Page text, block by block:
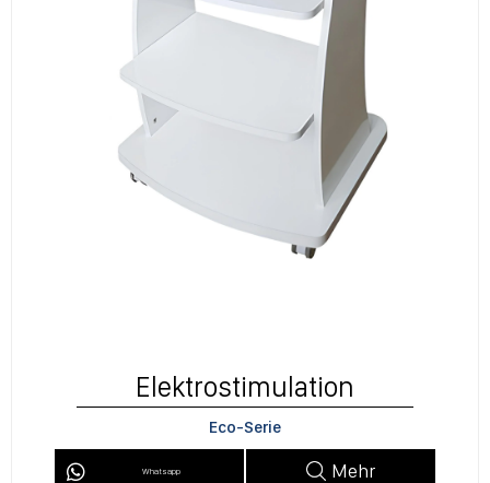
Elektrostimulation
Eco-Serie
Mehr